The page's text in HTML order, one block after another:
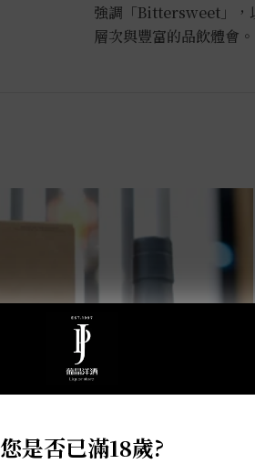
強調「Bittersweet」，
層次與豐富的品飲體會。
您是否已滿18歲?